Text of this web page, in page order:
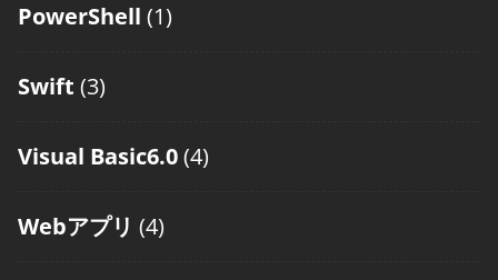
PowerShell (1)
Swift (3)
Visual Basic6.0(4)
Webアプリ (4)